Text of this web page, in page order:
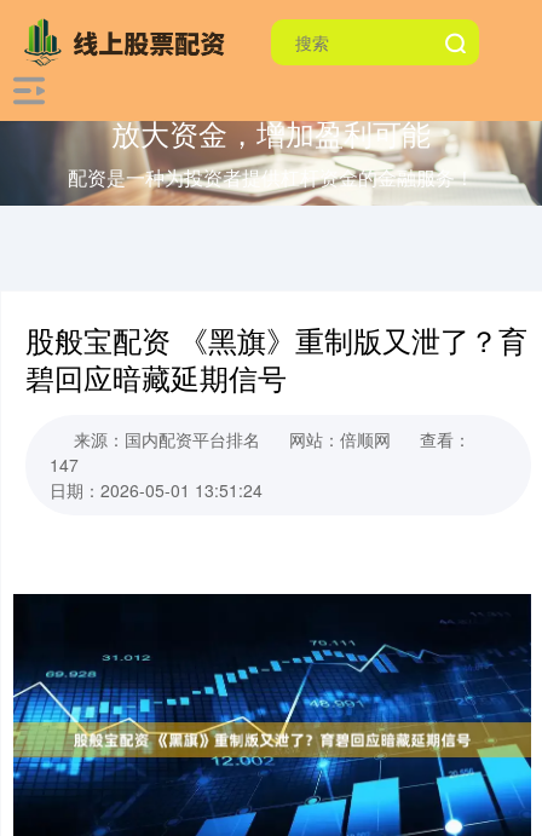
放大资金，增加盈利可能
配资是一种为投资者提供杠杆资金的金融服务！
股般宝配资 《黑旗》重制版又泄了？育
碧回应暗藏延期信号
来源：国内配资平台排名 网站：倍顺网
查看：
147
日期：2026-05-01 13:51:24